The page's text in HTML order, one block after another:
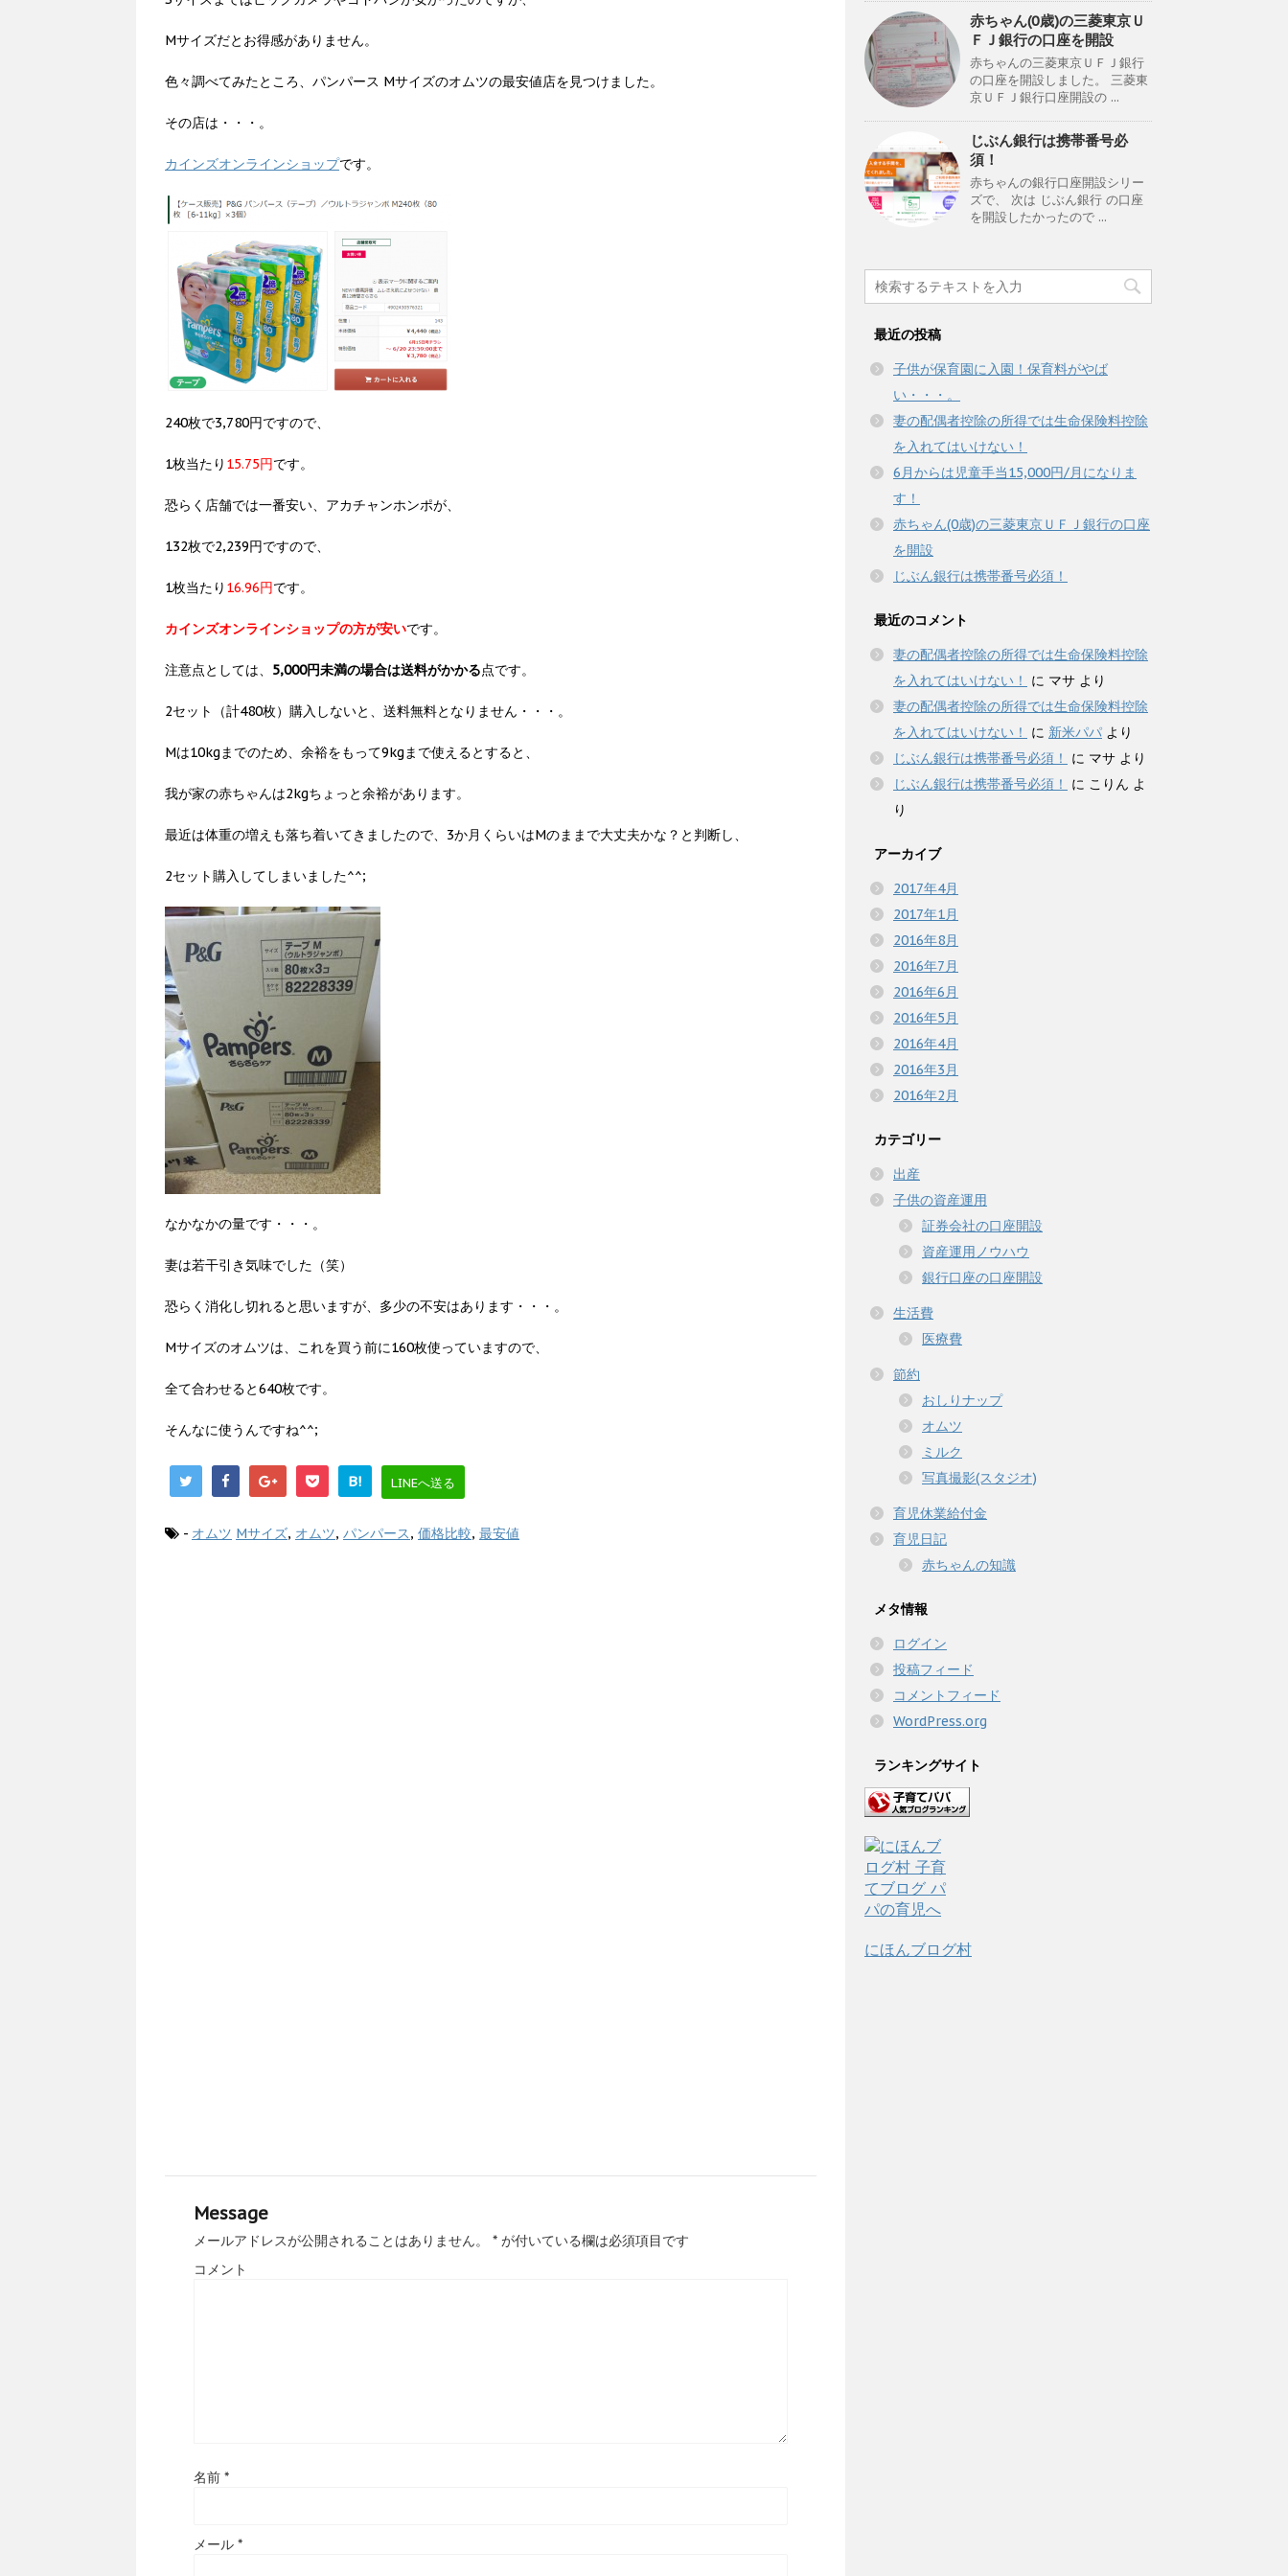
Mサイズだとお得感がありません。
色々調べてみたところ、パンパース Mサイズのオムツの最安値店を見つけました。
その店は・・・。
カインズオンラインショップです。
240枚で3,780円ですので、
1枚当たり 15.75円です。
恐らく店舗では一番安い、アカチャンホンポが、
132枚で2,239円ですので、
1枚当たり 16.96円です。
カインズオンラインショップの方が安いです。
注意点としては、 5,000円未満の場合は送料がかかる点です。
2セット（計480枚）購入しないと、送料無料となりません・・・。
Mは10kgまでのため、余裕をもって9kgまで使えるとすると、
我が家の赤ちゃんは2kgちょっと余裕があります。
最近は体重の増えも落ち着いてきましたので、3か月くらいはMのままで大丈夫かな？と判断し、
2セット購入してしまいました^^;
なかなかの量です・・・。
妻は若干引き気味でした（笑）
恐らく消化し切れると思いますが、多少の不安はあります・・・。
Mサイズのオムツは、これを買う前に160枚使っていますので、
全て合わせると640枚です。
そんなに使うんですね^^;
B! LINEへ送る
- オムツ Mサイズ, オムツ, パンパース, 価格比較, 最安値
Message
メールアドレスが公開されることはありません。 * が付いている欄は必須項目です
コメント
名前 *
メール *
赤ちゃん(0歳)の三菱東京Ｕ
ＦＪ銀行の口座を開設
赤ちゃんの三菱東京ＵＦＪ銀行
の口座を開設しました。 三菱東
京ＵＦＪ銀行口座開設の ...
じぶん銀行は携帯番号必
須！
赤ちゃんの銀行口座開設シリー
ズで、 次は じぶん銀行 の口座
を開設したかったので ...
最近の投稿
子供が保育園に入園！保育料がやば
い・・・。
妻の配偶者控除の所得では生命保険料控除
を入れてはいけない！
6月からは児童手当15,000円/月になりま
す！
赤ちゃん(0歳)の三菱東京ＵＦＪ銀行の口座
を開設
じぶん銀行は携帯番号必須！
最近のコメント
妻の配偶者控除の所得では生命保険料控除
を入れてはいけない！
に マサ より
妻の配偶者控除の所得では生命保険料控除
を入れてはいけない！
に 新米パパ より
じぶん銀行は携帯番号必須！
に マサ より
じぶん銀行は携帯番号必須！
に こりん よ
り
アーカイブ
2017年4月
2017年1月
2016年8月
2016年7月
2016年6月
2016年5月
2016年4月
2016年3月
2016年2月
カテゴリー
出産
子供の資産運用
証券会社の口座開設
資産運用ノウハウ
銀行口座の口座開設
生活費
医療費
節約
おしりナップ
オムツ
ミルク
写真撮影(スタジオ)
育児休業給付金
育児日記
赤ちゃんの知識
メタ情報
ログイン
投稿フィード
コメントフィード
WordPress.org
ランキングサイト
にほんブログ村